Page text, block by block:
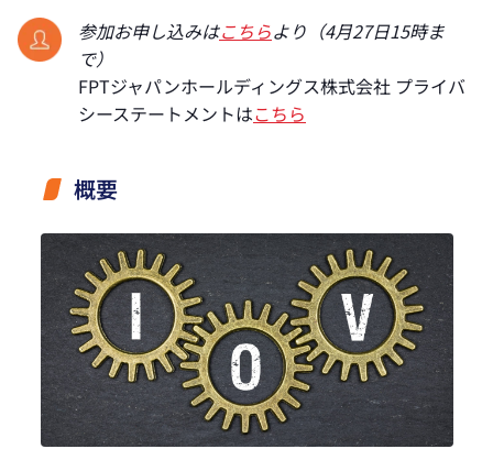
参加お申し込みはこちらより（4月27日15時ま
で）
FPTジャパンホールディングス株式会社 プライバ
シーステートメントはこちら
概要